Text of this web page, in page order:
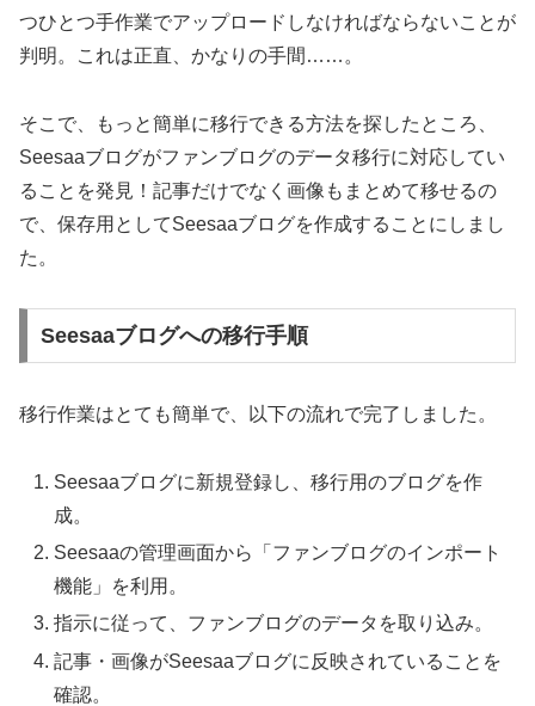
つひとつ手作業でアップロードしなければならないことが
判明。これは正直、かなりの手間……。
そこで、もっと簡単に移行できる方法を探したところ、
Seesaaブログがファンブログのデータ移行に対応してい
ることを発見！記事だけでなく画像もまとめて移せるの
で、保存用としてSeesaaブログを作成することにしまし
た。
Seesaaブログへの移行手順
移行作業はとても簡単で、以下の流れで完了しました。
Seesaaブログに新規登録し、移行用のブログを作
成。
Seesaaの管理画面から「ファンブログのインポート
機能」を利用。
指示に従って、ファンブログのデータを取り込み。
記事・画像がSeesaaブログに反映されていることを
確認。